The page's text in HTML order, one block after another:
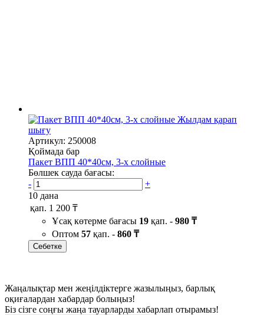
Жылдам қарап
шығу
Артикул: 250008
Қоймада бар
Пакет ВПП 40*40см, 3-х слойные
Бөлшек сауда бағасы:
-
+
10 дана
қап. 1 200 ₸
Ұсақ көтерме бағасы 19 қап. - 980 ₸
Оптом 57 қап. - 860 ₸
Себетке
Жаңалықтар мен жеңілдіктерге жазылыңыз, барлық
оқиғалардан хабардар болыңыз!
Біз сізге соңғы жаңа тауарларды хабарлап отырамыз!